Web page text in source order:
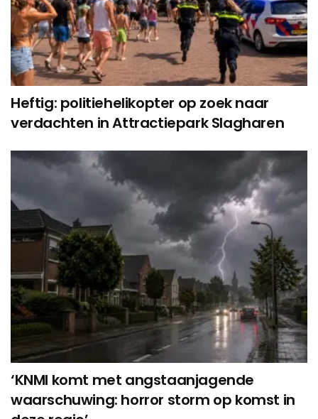
Heftig: politiehelikopter op zoek naar
verdachten in Attractiepark Slagharen
‘KNMI komt met angstaanjagende
waarschuwing: horror storm op komst in